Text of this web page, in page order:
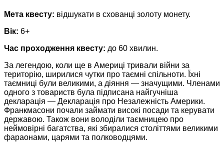
Мета квесту: відшукати в схованці золоту монету.
Вік: 6+
Час проходження квесту: до 60 хвилин.
За легендою, коли ще в Америці тривали війни за
територію, ширилися чутки про таємні спільноти. Їхні
таємниці були великими, а діяння — значущими. Членами
одного з товариств була підписана найгучніша
декларація — Декларація про Незалежність Америки.
Франкмасони почали займати високі посади та керувати
державою. Також вони володіли таємницею про
неймовірні багатства, які збиралися століттями великими
фараонами, царями та полководцями.